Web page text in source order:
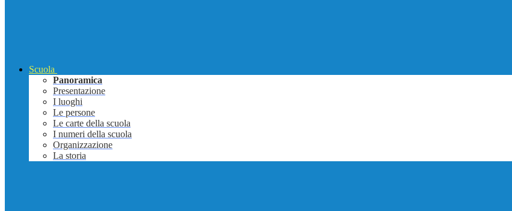
Scuola
Panoramica
Presentazione
I luoghi
Le persone
Le carte della scuola
I numeri della scuola
Organizzazione
La storia